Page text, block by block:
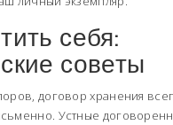
себя:
советы
договор хранения
Устные